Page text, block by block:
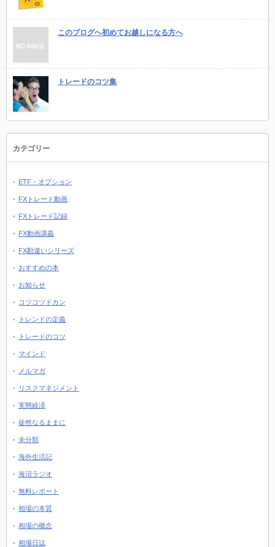
このブログへ初めてお越しになる方へ
トレードのコツ集
カテゴリー
ETF・オプション
FXトレード動画
FXトレード記録
FX動画講義
FX勘違いシリーズ
おすすめの本
お知らせ
コツコツドカン
トレンドの定義
トレードのコツ
マインド
メルマガ
リスクマネジメント
実態経済
徒然なるままに
未分類
海外生活記
海沼ラジオ
無料レポート
相場の本質
相場の概念
相場日誌